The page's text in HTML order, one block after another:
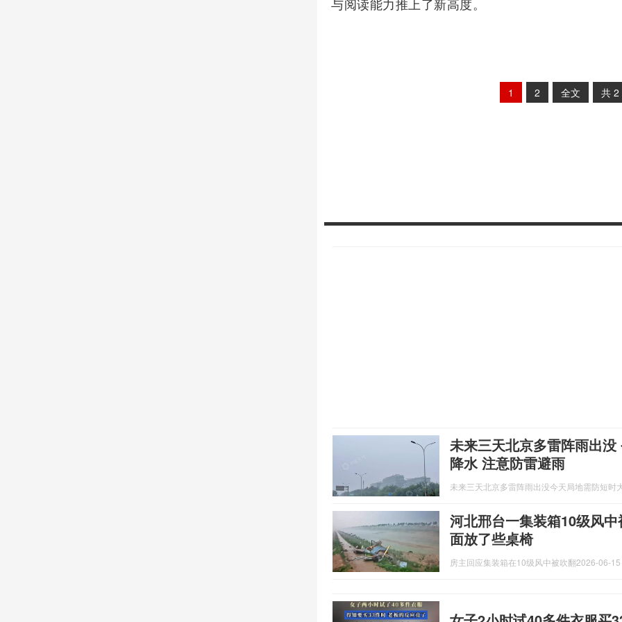
1 2 全文 共 2
未来三天北京多雷阵雨出
降水 注意防雷避雨
未来三天北京多雷阵雨出没今天局地需防短时
河北邢台一集装箱10级风
面放了些桌椅
房主回应集装箱在10级风中被吹翻2026-06-